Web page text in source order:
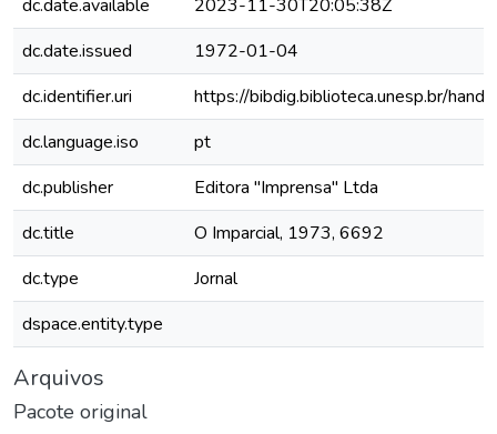
dc.date.available
2023-11-30T20:05:38Z
dc.date.issued
1972-01-04
dc.identifier.uri
https://bibdig.biblioteca.unesp.br/
dc.language.iso
pt
dc.publisher
Editora "Imprensa" Ltda
dc.title
O Imparcial, 1973, 6692
dc.type
Jornal
dspace.entity.type
Arquivos
Pacote original